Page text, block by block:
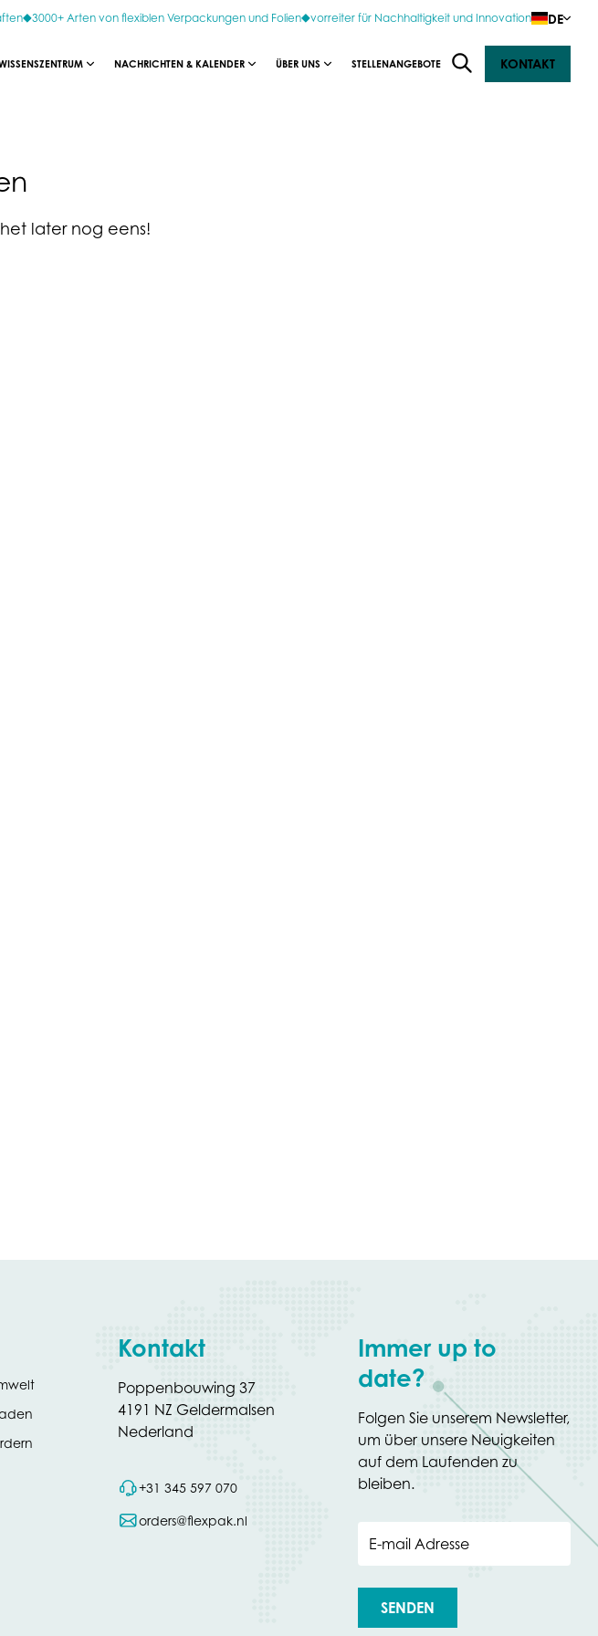
3000+ Arten von flexiblen Verpackungen und Folien vorreiter für Nachhaltigkeit und Innovation DE
NACHRICHTEN & KALENDER ÜBER UNS STELLENANGEBOTE KONTAKT
later nog eens!
(opens
new
Kontakt
Poppenbouwing 37
4191 NZ Geldermalsen
Nederland
+31 345 597 070
orders@flexpak.nl
Immer up to
date?
Folgen Sie unserem Newsletter,
um über unsere Neuigkeiten
auf dem Laufenden zu
bleiben.
E-mail Adresse
SENDEN